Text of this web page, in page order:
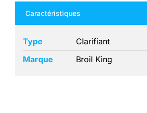
Caractéristiques
Type
Clarifiant
Marque
Broil King